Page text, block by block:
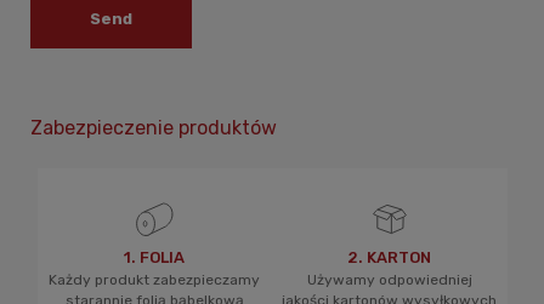
Send
Zabezpieczenie produktów
1. FOLIA
Każdy produkt zabezpieczamy
starannie folią bąbelkową
2. KARTON
Używamy odpowiedniej
jakości kartonów wysyłkowych